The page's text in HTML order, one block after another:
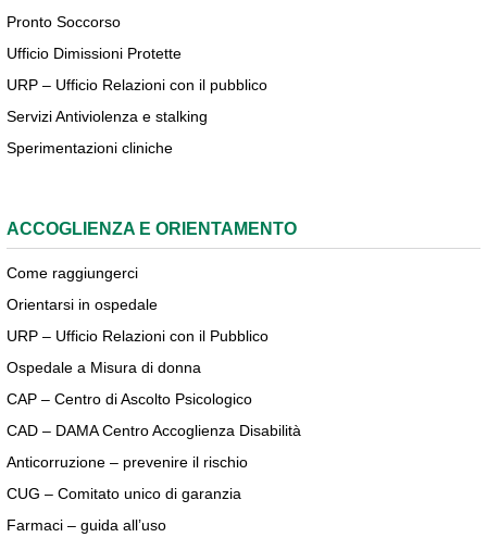
Pronto Soccorso
Ufficio Dimissioni Protette
URP – Ufficio Relazioni con il pubblico
Servizi Antiviolenza e stalking
Sperimentazioni cliniche
ACCOGLIENZA E ORIENTAMENTO
Come raggiungerci
Orientarsi in ospedale
URP – Ufficio Relazioni con il Pubblico
Ospedale a Misura di donna
CAP – Centro di Ascolto Psicologico
CAD – DAMA Centro Accoglienza Disabilità
Anticorruzione – prevenire il rischio
CUG – Comitato unico di garanzia
Farmaci – guida all’uso